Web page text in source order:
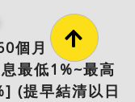
個月
最低1%~最高
(提早結清以日